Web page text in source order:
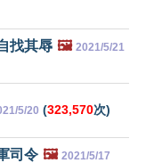
找其辱 🖼️ 2021/5/21
5/20 (323,570次)
司令 🖼️ 2021/5/17